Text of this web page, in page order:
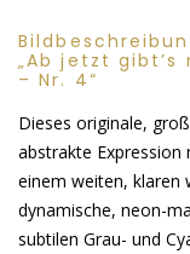
„Ab jetzt
– Nr. 4“
Dieses originale,
abstrakte
einem weiten, klaren
dynamische, neon-
subtilen Grau- und